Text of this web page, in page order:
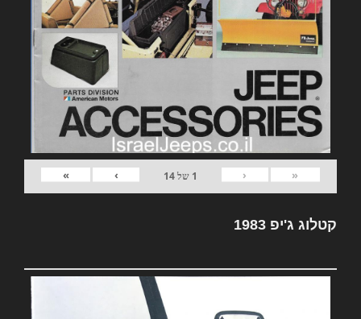
«
‹
1 של14
›
»
קטלוג ג'יפ 1983